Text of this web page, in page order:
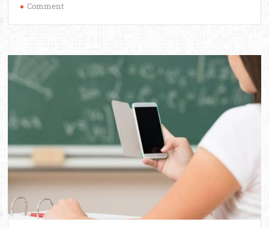
Comment
επαλήθευση
ανηλίκους